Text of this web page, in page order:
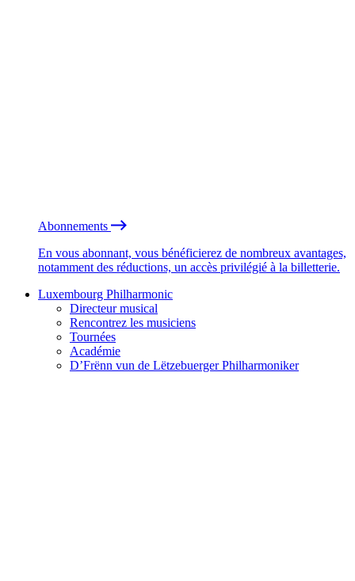
Abonnements
En vous abonnant, vous bénéficierez de nombreux avantages,
notamment des réductions, un accès privilégié à la billetterie.
Luxembourg Philharmonic
Directeur musical
Rencontrez les musiciens
Tournées
Académie
D’Frënn vun de Lëtzebuerger Philharmoniker